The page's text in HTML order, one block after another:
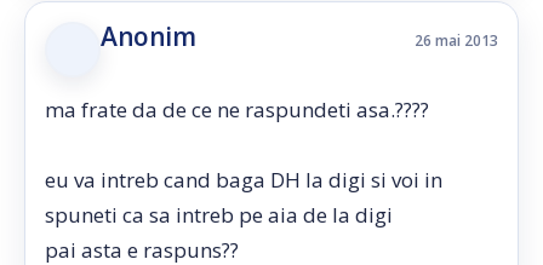
Anonim 26 mai 2013
ma frate da de ce ne raspundeti asa.????
eu va intreb cand baga DH la digi si voi in
spuneti ca sa intreb pe aia de la digi
pai asta e raspuns??